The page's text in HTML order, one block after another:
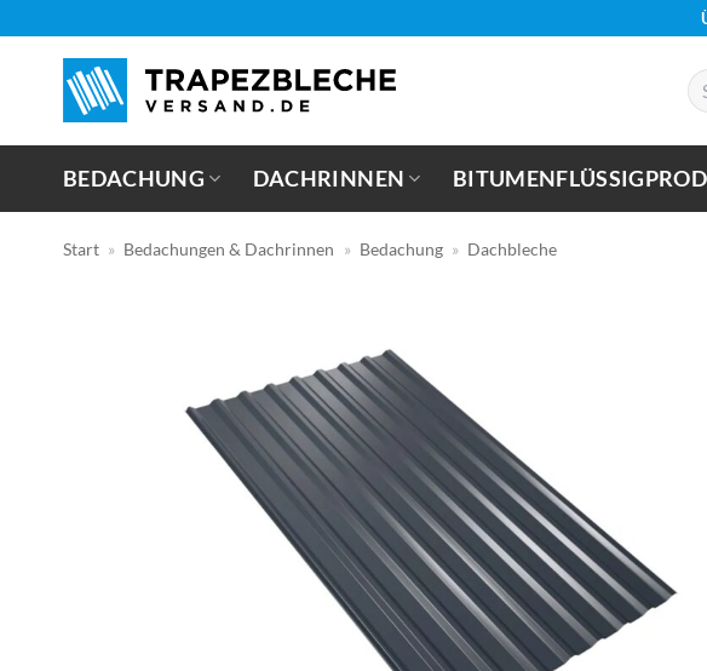
springen
BEDACHUNG DACHRINNEN
Start » Bedachungen & Dachrinnen » Bedachung » Dachbleche